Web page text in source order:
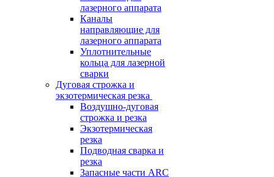
лазерного аппарата
Каналы
направляющие для
лазерного аппарата
Уплотнительные
кольца для лазерной
сварки
Дуговая строжка и
экзотермическая резка
Воздушно-дуговая
строжка и резка
Экзотермическая
резка
Подводная сварка и
резка
Запасные части ARC